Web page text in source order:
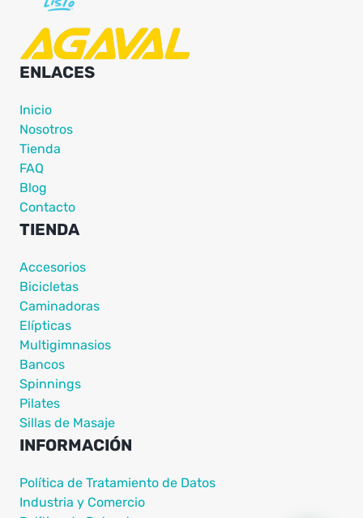
ENLACES
Inicio
Nosotros
Tienda
FAQ
Blog
Contacto
TIENDA
Accesorios
Bicicletas
Caminadoras
Elípticas
Multigimnasios
Bancos
Spinnings
Pilates
Sillas de Masaje
INFORMACIÓN
Política de Tratamiento de Datos
Industria y Comercio